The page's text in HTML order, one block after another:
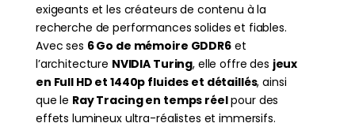
exigeants et les créateurs de contenu à la
recherche de performances solides et fiables.
Avec ses 6 Go de mémoire GDDR6et
l’architecture NVIDIA Turing, elle offre des jeux
en Full HD et 1440p fluides et détaillés, ainsi
que le Ray Tracing en temps réelpour des
effets lumineux ultra-réalistes et immersifs.